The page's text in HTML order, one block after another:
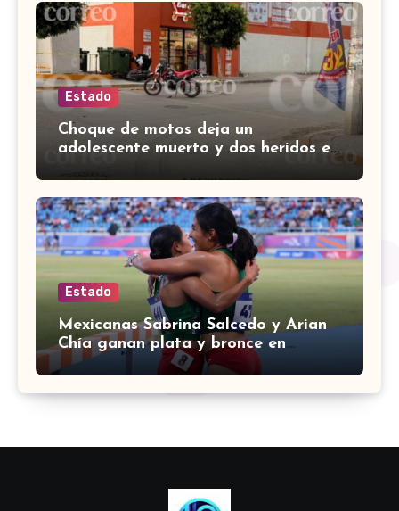
Estado
Choque de motos deja un
adolescente muerto y dos heridos en
colina Los Presidentes, en León
Estado
Mexicanas Sabrina Salcedo y Arian
Chía ganan plata y bronce en
3000m con obstáculos en